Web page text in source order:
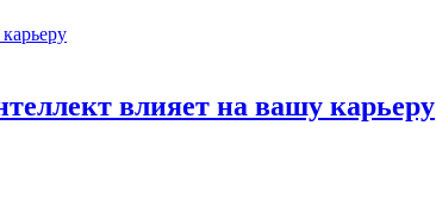
влияет на вашу карьеру